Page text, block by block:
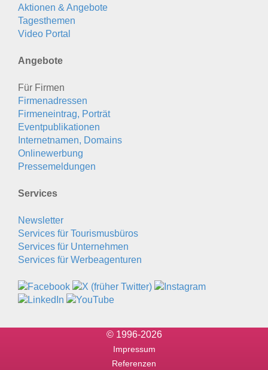
Aktionen & Angebote
Tagesthemen
Video Portal
Angebote
Für Firmen
Firmenadressen
Firmeneintrag, Porträt
Eventpublikationen
Internetnamen, Domains
Onlinewerbung
Pressemeldungen
Services
Newsletter
Services für Tourismusbüros
Services für Unternehmen
Services für Werbeagenturen
© 1996-2026
Impressum
Referenzen